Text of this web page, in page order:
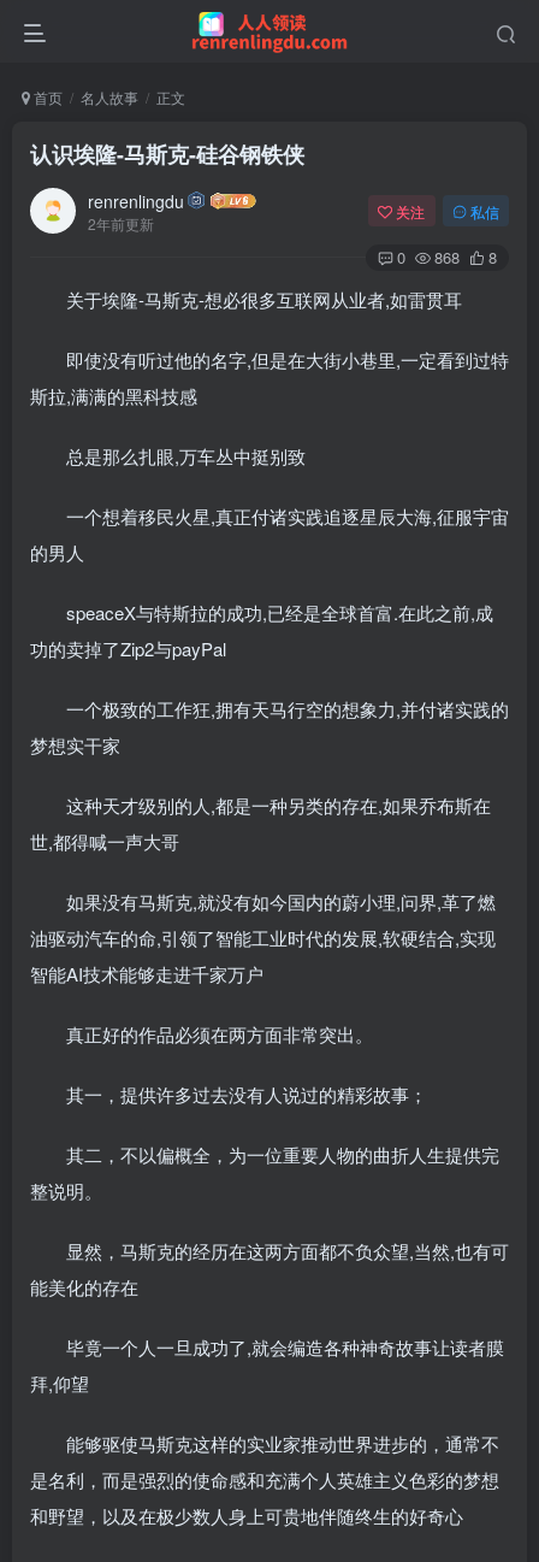
首页 名人故事 正文
认识埃隆-马斯克-硅谷钢铁侠
renrenlingdu
2年前更新
关注 私信
0 868 8
关于埃隆-马斯克-想必很多互联网从业者,如雷贯耳
即使没有听过他的名字,但是在大街小巷里,一定看到过特
斯拉,满满的黑科技感
总是那么扎眼,万车丛中挺别致
一个想着移民火星,真正付诸实践追逐星辰大海,征服宇宙
的男人
speaceX与特斯拉的成功,已经是全球首富.在此之前,成
功的卖掉了Zip2与payPal
一个极致的工作狂,拥有天马行空的想象力,并付诸实践的
梦想实干家
这种天才级别的人,都是一种另类的存在,如果乔布斯在
世,都得喊一声大哥
如果没有马斯克,就没有如今国内的蔚小理,问界,革了燃
油驱动汽车的命,引领了智能工业时代的发展,软硬结合,实现
智能AI技术能够走进千家万户
真正好的作品必须在两方面非常突出。
其一，提供许多过去没有人说过的精彩故事；
其二，不以偏概全，为一位重要人物的曲折人生提供完
整说明。
显然，马斯克的经历在这两方面都不负众望,当然,也有可
能美化的存在
毕竟一个人一旦成功了,就会编造各种神奇故事让读者膜
拜,仰望
能够驱使马斯克这样的实业家推动世界进步的，通常不
是名利，而是强烈的使命感和充满个人英雄主义色彩的梦想
和野望，以及在极少数人身上可贵地伴随终生的好奇心